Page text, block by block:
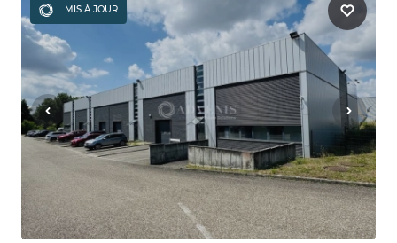
MIS À JOUR